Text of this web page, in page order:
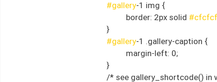
#gallery-1 img {
				border: 2px solid
#cfcfcf
			}
#gallery-1 .gallery-caption {
				margin-left: 0;
			}
/* see gallery_shortcode()